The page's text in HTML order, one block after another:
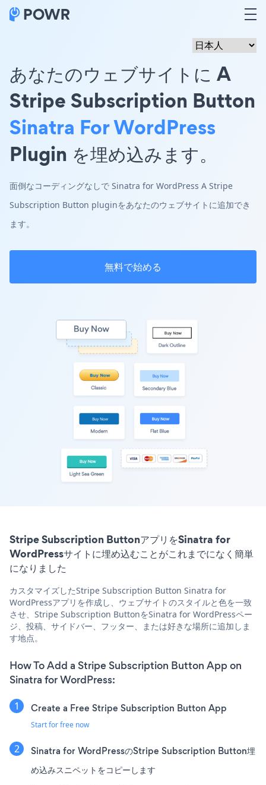
あなたのウェブサイトに A
Stripe Subscription Button
Sinatra For WordPress
Plugin を埋め込みます。
面倒なコーディングなしで Sinatra for WordPress A Stripe
Subscription Button pluginをあなたのウェブサイトに追加でき
ます。
無料で始める
Stripe Subscription ButtonアプリをSinatra for
WordPressサイトに埋め込むことがこれまでになく簡単
になりました
カスタマイズしたStripe Subscription Button Sinatra for
WordPressアプリを作成し、ウェブサイトのスタイルと色を一致
させ、Stripe Subscription ButtonをSinatra for WordPressペー
ジ、投稿、サイドバー、フッター、または好きな場所に追加しま
す地点。
How To Add a Stripe Subscription Button App on
Sinatra for WordPress:
Create a Free Stripe Subscription Button App
Start for free now
Sinatra for WordPressのStripe Subscription Button埋
め込みスニペットをコピーします